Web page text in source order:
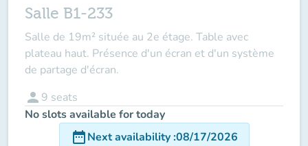
Salle B1-233
Salle de 19m² située au 2e étage. Table avec
plateau haut. Présence d'un écran et d'un système
de partage d'écran.
person 9 seats
No slots available for today
date_rangeNext availability:08/17/2026